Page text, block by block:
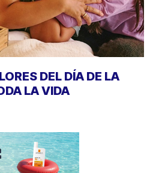
DEL DÍA DE LA
LA VIDA